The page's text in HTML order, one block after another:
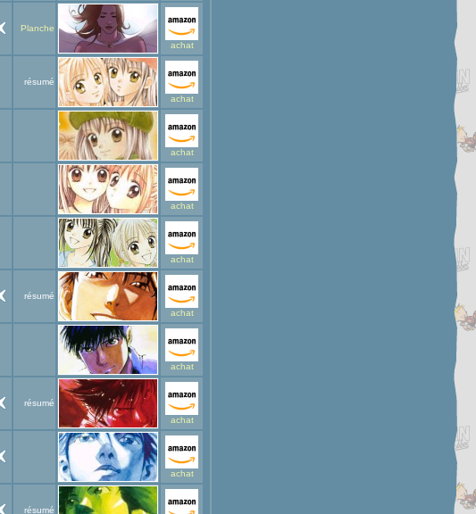
Planche
achat
résumé
achat
achat
achat
achat
résumé
achat
achat
résumé
achat
achat
résumé